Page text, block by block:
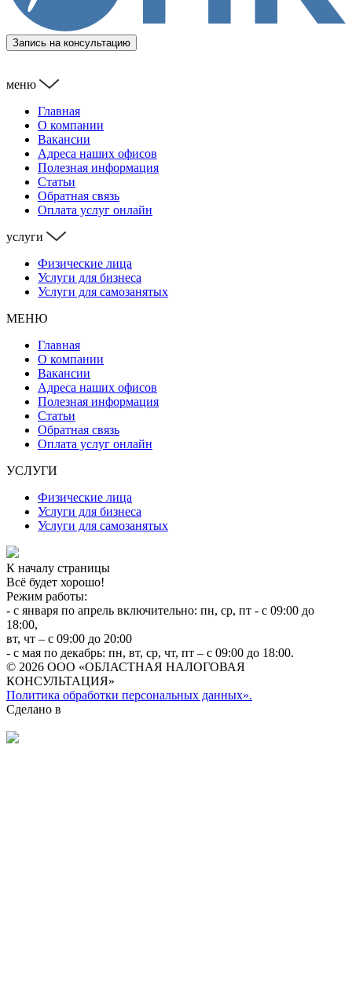
Запись на консультацию
меню
Главная
О компании
Вакансии
Адреса наших офисов
Полезная информация
Статьи
Обратная связь
Оплата услуг онлайн
услуги
Физические лица
Услуги для бизнеса
Услуги для самозанятых
МЕНЮ
Главная
О компании
Вакансии
Адреса наших офисов
Полезная информация
Статьи
Обратная связь
Оплата услуг онлайн
УСЛУГИ
Физические лица
Услуги для бизнеса
Услуги для самозанятых
К началу страницы
Всё будет хорошо!
Режим работы:
- с января по апрель включительно: пн, ср, пт - с 09:00 до
18:00,
вт, чт – с 09:00 до 20:00
- с мая по декабрь: пн, вт, ср, чт, пт – с 09:00 до 18:00.
© 2026 ООО «ОБЛАСТНАЯ НАЛОГОВАЯ
КОНСУЛЬТАЦИЯ»
Политика обработки персональных данных».
Сделано в